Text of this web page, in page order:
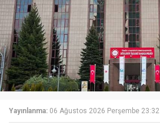
Yayınlanma: 06 Ağustos 2026 Perşembe 23:32